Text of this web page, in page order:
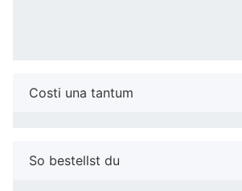
Costi una tantum
So bestellst du